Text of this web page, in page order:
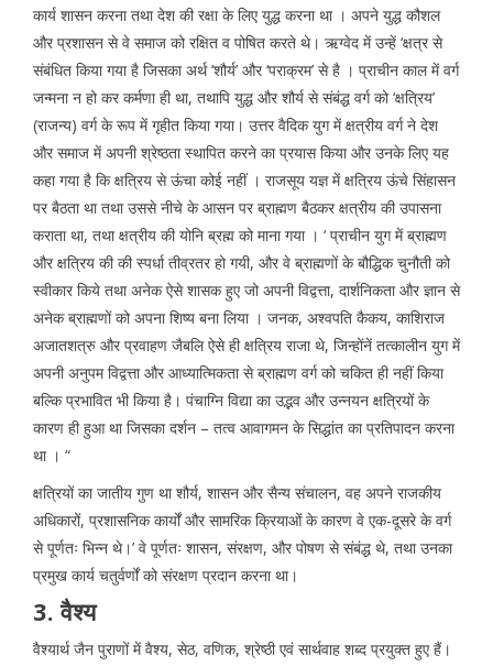
कार्य शासन करना तथा देश की रक्षा के लिए युद्ध करना था । अपने युद्ध कौशल
और प्रशासन से वे समाज को रक्षित व पोषित करते थे। ऋग्वेद में उन्हें ‘क्षत्र से
संबंधित किया गया है जिसका अर्थ ‘शौर्य’ और ‘पराक्रम’ से है । प्राचीन काल में वर्ग
जन्मना न हो कर कर्मणा ही था, तथापि युद्ध और शौर्य से संबंद्ध वर्ग को ‘क्षत्रिय’
(राजन्य) वर्ग के रूप में गृहीत किया गया। उत्तर वैदिक युग में क्षत्रीय वर्ग ने देश
और समाज में अपनी श्रेष्ठता स्थापित करने का प्रयास किया और उनके लिए यह
कहा गया है कि क्षत्रिय से ऊंचा कोई नहीं । राजसूय यज्ञ में क्षत्रिय ऊंचे सिंहासन
पर बैठता था तथा उससे नीचे के आसन पर ब्राह्मण बैठकर क्षत्रीय की उपासना
कराता था, तथा क्षत्रीय की योनि ब्रह्म को माना गया । ‘ प्राचीन युग में ब्राह्मण
और क्षत्रिय की की स्पर्धा तीव्रतर हो गयी, और वे ब्राह्मणों के बौद्धिक चुनौती को
स्वीकार किये तथा अनेक ऐसे शासक हुए जो अपनी विद्वत्ता, दार्शनिकता और ज्ञान से
अनेक ब्राह्मणों को अपना शिष्य बना लिया । जनक, अश्वपति कैकय, काशिराज
अजातशत्रु और प्रवाहण जैबलि ऐसे ही क्षत्रिय राजा थे, जिन्होंनें तत्कालीन युग में
अपनी अनुपम विद्वत्ता और आध्यात्मिकता से ब्राह्मण वर्ग को चकित ही नहीं किया
बल्कि प्रभावित भी किया है। पंचाग्नि विद्या का उद्भव और उन्नयन क्षत्रियों के
कारण ही हुआ था जिसका दर्शन – तत्व आवागमन के सिद्धांत का प्रतिपादन करना
था । “
क्षत्रियों का जातीय गुण था शौर्य, शासन और सैन्य संचालन, वह अपने राजकीय
अधिकारों, प्रशासनिक कार्यों और सामरिक क्रियाओं के कारण वे एक-दूसरे के वर्ग
से पूर्णतः भिन्न थे।’ वे पूर्णतः शासन, संरक्षण, और पोषण से संबंद्ध थे, तथा उनका
प्रमुख कार्य चतुर्वर्णों को संरक्षण प्रदान करना था।
3. वैश्य
वैश्यार्थ जैन पुराणों में वैश्य, सेठ, वणिक, श्रेष्ठी एवं सार्थवाह शब्द प्रयुक्त हुए हैं।